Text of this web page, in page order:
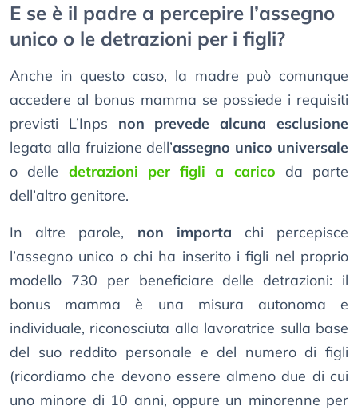
E se è il padre a percepire l’assegno
unico o le detrazioni per i figli?
Anche in questo caso, la madre può comunque
accedere al bonus mamma se possiede i requisiti
previsti L’Inps non prevede alcuna esclusione
legata alla fruizione dell’assegno unico universale
o delle detrazioni per figli a carico da parte
dell’altro genitore.
In altre parole, non importa chi percepisce
l’assegno unico o chi ha inserito i figli nel proprio
modello 730 per beneficiare delle detrazioni: il
bonus mamma è una misura autonoma e
individuale, riconosciuta alla lavoratrice sulla base
del suo reddito personale e del numero di figli
(ricordiamo che devono essere almeno due di cui
uno minore di 10 anni, oppure un minorenne per